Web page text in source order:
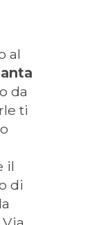
al
da
ti
il
di